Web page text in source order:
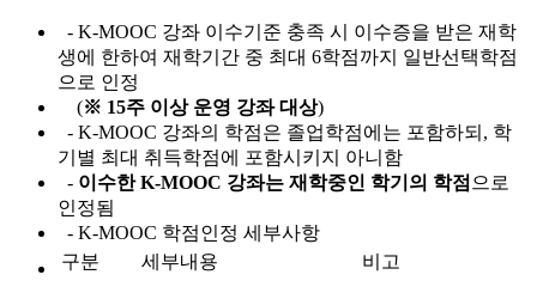
- K-MOOC 강좌 이수기준 충족 시 이수증을 받은 재학
생에 한하여 재학기간 중 최대 6학점까지 일반선택학점
으로 인정
(※ 15주 이상 운영 강좌 대상)
- K-MOOC 강좌의 학점은 졸업학점에는 포함하되, 학
기별 최대 취득학점에 포함시키지 아니함
- 이수한K-MOOC 강좌는 재학중인 학기의 학점 으로
인정됨
- K-MOOC 학점인정 세부사항
구분
세부내용 비고